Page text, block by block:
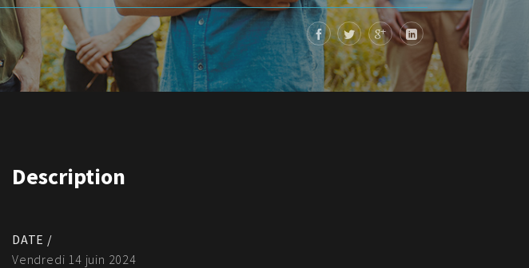
Description
DATE /
Vendredi 14 juin 2024